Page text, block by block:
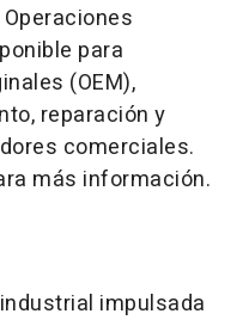
para
(OEM),
reparación y
comerciales.
más información.
impulsada